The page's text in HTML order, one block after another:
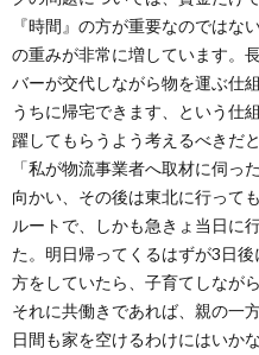
『時間』の方が重要なのではな
の重みが非常に増しています。
バーが交代しながら物を運ぶ仕
うちに帰宅できます、という仕
躍してもらうよう考えるべきだ
「私が物流事業者へ取材に伺っ
向かい、その後は東北に行って
ルートで、しかも急きょ当日に
た。明日帰ってくるはずが3日
方をしていたら、子育てしなが
それに共働きであれば、親の一
日間も家を空けるわけにはいか